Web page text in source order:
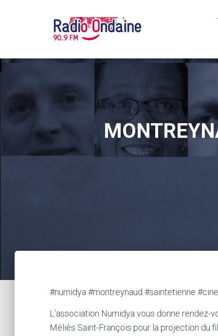
#numidya #montreynaud #saintetienne
L’association Numidya vous donne rendez-
Méliès Saint-François pour la projection du